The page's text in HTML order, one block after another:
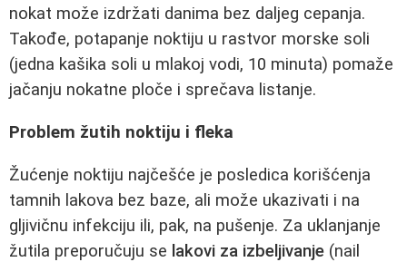
nokat može izdržati danima bez daljeg cepanja.
Takođe, potapanje noktiju u rastvor morske soli
(jedna kašika soli u mlakoj vodi, 10 minuta) pomaže
jačanju nokatne ploče i sprečava listanje.
Problem žutih noktiju i fleka
Žućenje noktiju najčešće je posledica korišćenja
tamnih lakova bez baze, ali može ukazivati i na
gljivičnu infekciju ili, pak, na pušenje. Za uklanjanje
žutila preporučuju se lakovi za izbeljivanje (nail